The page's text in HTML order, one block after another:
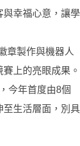
與幸福心意，讓學
章製作與機器人
上的亮眼成果。
今年首度由8個
至生活層面，別具